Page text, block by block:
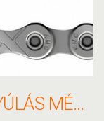
KMC DIGITÁLIS LÁNCNYÚLÁS MÉRŐ - KMC-DCC